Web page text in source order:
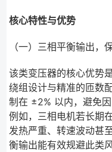
核心特性与优势
（一）三相平衡输出，
该类变压器的核心优势
绕组设计与精准的匝数
制在 ±2% 以内，避免
例如，三相电机若长期
发热严重、转速波动甚
衡输出能有效规避此类风